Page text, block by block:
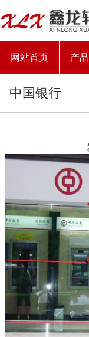
网站首页 产
中国银行